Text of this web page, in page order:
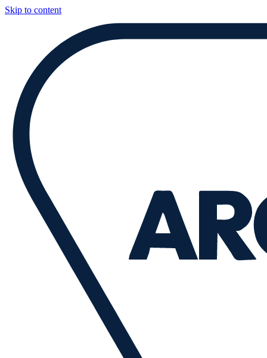
Skip to content